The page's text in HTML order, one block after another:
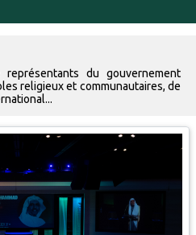
du gouvernement
religieux et communautaires, de